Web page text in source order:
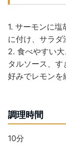
1. サーモンに
に付け、サラダ
2. 食べやすい
タルソース、
好みでレモンを
調理時間
10分